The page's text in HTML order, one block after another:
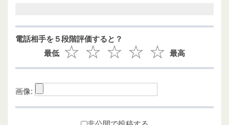
電話相手を５段階評価すると？
最低
最高
画像: